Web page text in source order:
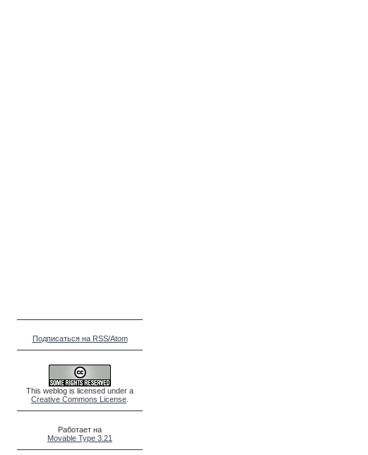
Подписаться на RSS/Atom
This weblog is licensed under a
Creative Commons License
Работает на
Movable Type 3.21